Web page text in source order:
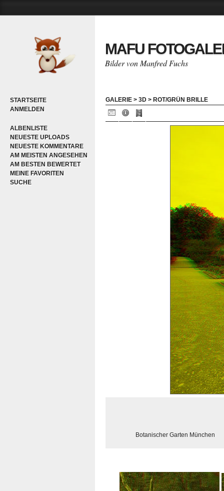
STARTSEITE
ANMELDEN
ALBENLISTE
NEUESTE UPLOADS
NEUESTE KOMMENTARE
AM MEISTEN ANGESEHEN
AM BESTEN BEWERTET
MEINE FAVORITEN
SUCHE
MAFU
Bilder von Manfred Fuchs
GALERIE > 3D > ROT/GRÜN BRILLE
Botanischer Garten München